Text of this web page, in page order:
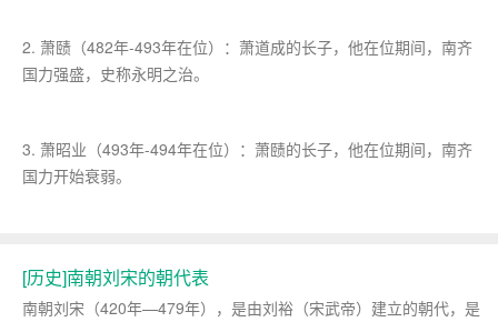
2. 萧赜（482年-493年在位）：萧道成的长子，他在位期间，南齐
国力强盛，史称永明之治。
3. 萧昭业（493年-494年在位）：萧赜的长子，他在位期间，南齐
国力开始衰弱。
[历史]南朝刘宋的朝代表
南朝刘宋（420年—479年），是由刘裕（宋武帝）建立的朝代，是